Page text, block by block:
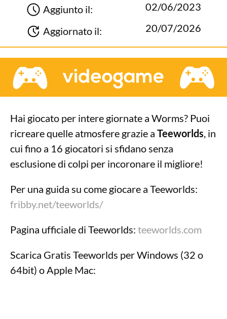
Aggiunto il:
Aggiornato il:
02/06/2023
20/07/2026
Hai giocato per intere giornate a Worms? Puoi
ricreare quelle atmosfere grazie a Teeworlds , in
cui fino a 16 giocatori si sfidano senza
esclusione di colpi per incoronare il migliore!
Per una guida su come giocare a Teeworlds:
fribby.net/teeworlds/
Pagina ufficiale di Teeworlds: teeworlds.com
Scarica Gratis Teeworlds per Windows (32 o
64bit) o Apple Mac: